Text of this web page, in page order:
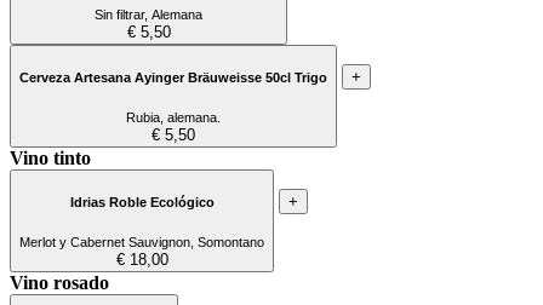
Sin filtrar, Alemana
€ 5,50
Cerveza Artesana Ayinger Bräuweisse 50cl Trigo
Rubia, alemana.
€ 5,50
+
Vino tinto
Idrias Roble Ecológico
Merlot y Cabernet Sauvignon, Somontano
€ 18,00
+
Vino rosado